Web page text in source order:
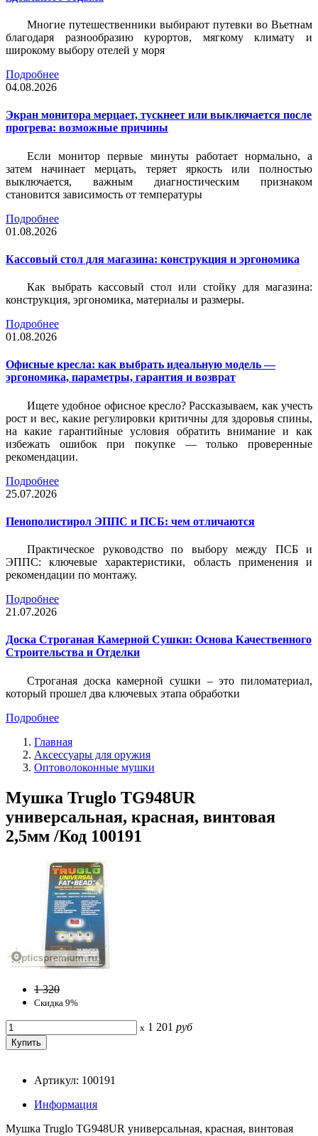
Многие путешественники выбирают путевки во Вьетнам
благодаря разнообразию курортов, мягкому климату и
широкому выбору отелей у моря
Подробнее
04.08.2026
Экран монитора мерцает, тускнеет или выключается после
прогрева: возможные причины
Если монитор первые минуты работает нормально, а
затем начинает мерцать, теряет яркость или полностью
выключается, важным диагностическим признаком
становится зависимость от температуры
Подробнее
01.08.2026
Кассовый стол для магазина: конструкция и эргономика
Как выбрать кассовый стол или стойку для магазина:
конструкция, эргономика, материалы и размеры.
Подробнее
01.08.2026
Офисные кресла: как выбрать идеальную модель —
эргономика, параметры, гарантия и возврат
Ищете удобное офисное кресло? Рассказываем, как учесть
рост и вес, какие регулировки критичны для здоровья спины,
на какие гарантийные условия обратить внимание и как
избежать ошибок при покупке — только проверенные
рекомендации.
Подробнее
25.07.2026
Пенополистирол ЭППС и ПСБ: чем отличаются
Практическое руководство по выбору между ПСБ и
ЭППС: ключевые характеристики, область применения и
рекомендации по монтажу.
Подробнее
21.07.2026
Доска Строганая Камерной Сушки: Основа Качественного
Строительства и Отделки
Строганая доска камерной сушки – это пиломатериал,
который прошел два ключевых этапа обработки
Подробнее
Главная
Аксессуары для оружия
Оптоволоконные мушки
Мушка Truglo TG948UR
универсальная, красная, винтовая
2,5мм /Код 100191
1 320
Скидка 9%
x 1 201 руб
Артикул: 100191
Информация
Мушка Truglo TG948UR универсальная, красная, винтовая